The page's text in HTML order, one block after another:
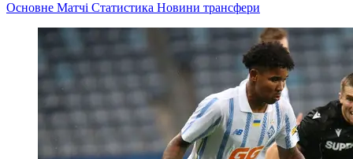
Основне Матчі Статистика Новини трансфери